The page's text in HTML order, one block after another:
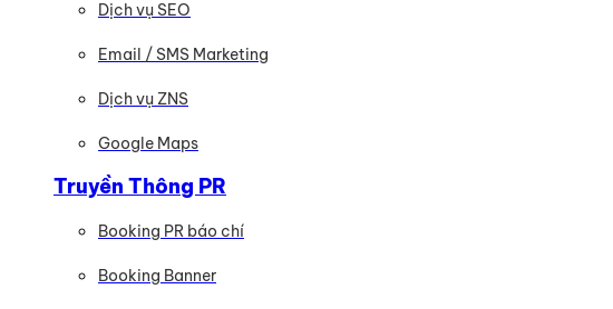
Dịch vụ SEO
Email / SMS Marketing
Dịch vụ ZNS
Google Maps
Truyền Thông PR
Booking PR báo chí
Booking Banner